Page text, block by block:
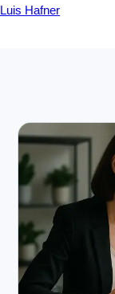
Luis Hafner